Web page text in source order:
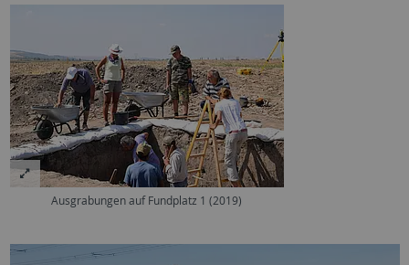
Ausgrabungen auf Fundplatz 1 (2019)